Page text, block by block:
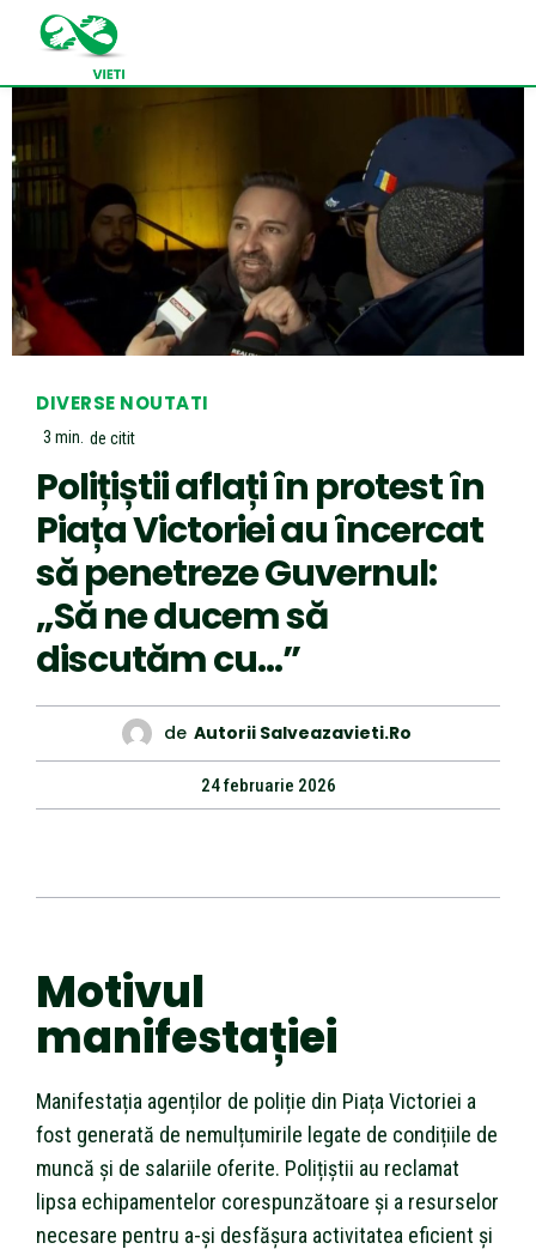
DIVERSE NOUTATI
3 min. de citit
Polițiștii aflați în protest în
Piața Victoriei au încercat
să penetreze Guvernul:
„Să ne ducem să
discutăm cu…”
de Autorii Salveazavieti.ro
24 februarie 2026
Motivul
manifestației
Manifestația agenților de poliție din Piața Victoriei a
fost generată de nemulțumirile legate de condițiile de
muncă și de salariile oferite. Polițiștii au reclamat
lipsa echipamentelor corespunzătoare și a resurselor
necesare pentru a-și desfășura activitatea eficient și